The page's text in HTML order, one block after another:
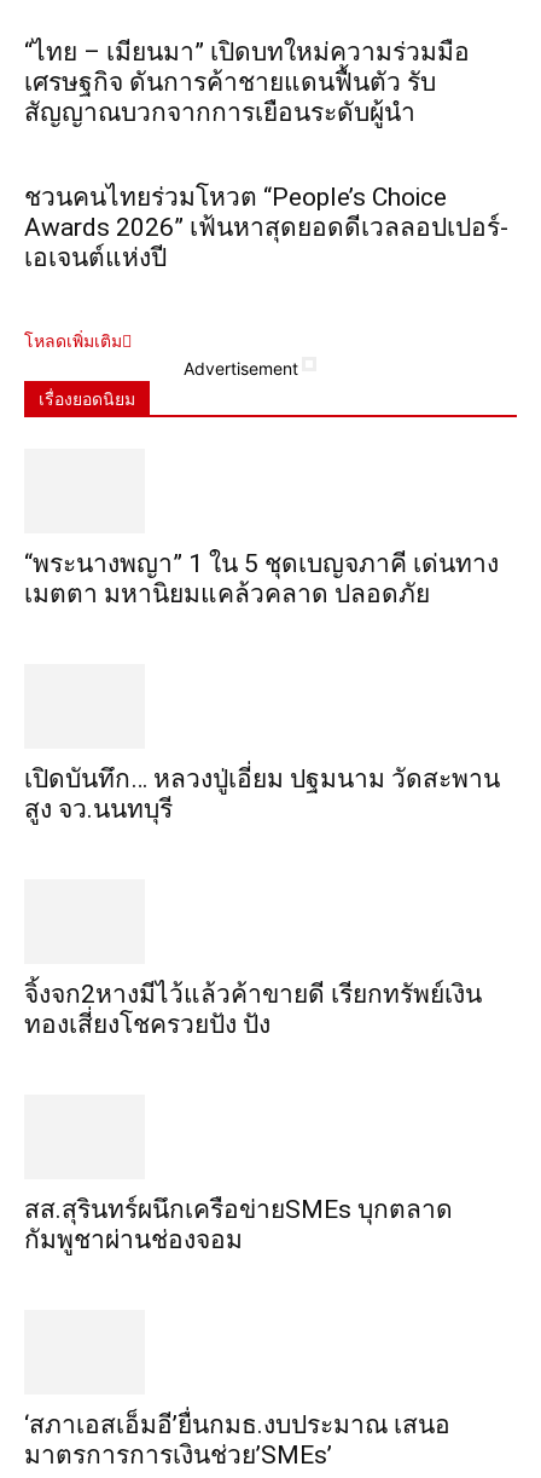
“ไทย – เมียนมา” เปิดบทใหม่ความร่วมมือ
เศรษฐกิจ ดันการค้าชายแดนฟื้นตัว รับ
สัญญาณบวกจากการเยือนระดับผู้นำ
ชวนคนไทยร่วมโหวต “People’s Choice
Awards 2026” เฟ้นหาสุดยอดดีเวลลอปเปอร์-
เอเจนต์แห่งปี
โหลดเพิ่มเติม
Advertisement
เรื่องยอดนิยม
“พระ​นาง​พญา” 1 ใน 5​ ชุดเบญจ​ภาคี​ เด่นทาง
เมตตา​ มหา​นิยม​แคล้วคลาด​ ปลอดภัย​
เปิดบันทึก… หลวงปู่เอี่ยม ​ปฐม​นาม​ วัดสะพาน
สูง​ จว.นนทบุรี
จิ้งจก​2​หาง​มีไว้แล้ว​ค้าขาย​ดี​ เรียก​ทรัพย์เงิน
ทอง​เสี่ยงโชค​รวยปัง​ ปัง​
สส.สุรินทร์ผนึกเครือข่ายSMEs บุกตลาด
กัมพูชาผ่านช่องจอม
‘สภาเอสเอ็มอี’ยื่นกมธ.งบประมาณ เสนอ
มาตรการการเงินช่วย’SMEs’